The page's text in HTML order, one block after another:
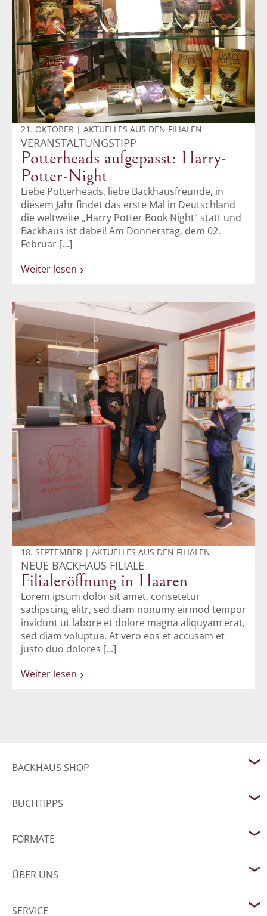
21. OKTOBER | AKTUELLES AUS DEN FILIALEN
VERANSTALTUNGSTIPP
Potterheads aufgepasst: Harry-
Potter-Night
Liebe Potterheads, liebe Backhausfreunde, in
diesem Jahr findet das erste Mal in Deutschland
die weltweite „Harry Potter Book Night“ statt und
Backhaus ist dabei! Am Donnerstag, dem 02.
Februar [...]
Weiter lesen
18. SEPTEMBER | AKTUELLES AUS DEN FILIALEN
NEUE BACKHAUS FILIALE
Filialeröffnung in Haaren
Lorem ipsum dolor sit amet, consetetur
sadipscing elitr, sed diam nonumy eirmod tempor
invidunt ut labore et dolore magna aliquyam erat,
sed diam voluptua. At vero eos et accusam et
justo duo dolores [...]
Weiter lesen
BACKHAUS SHOP
BUCHTIPPS
FORMATE
ÜBER UNS
SERVICE